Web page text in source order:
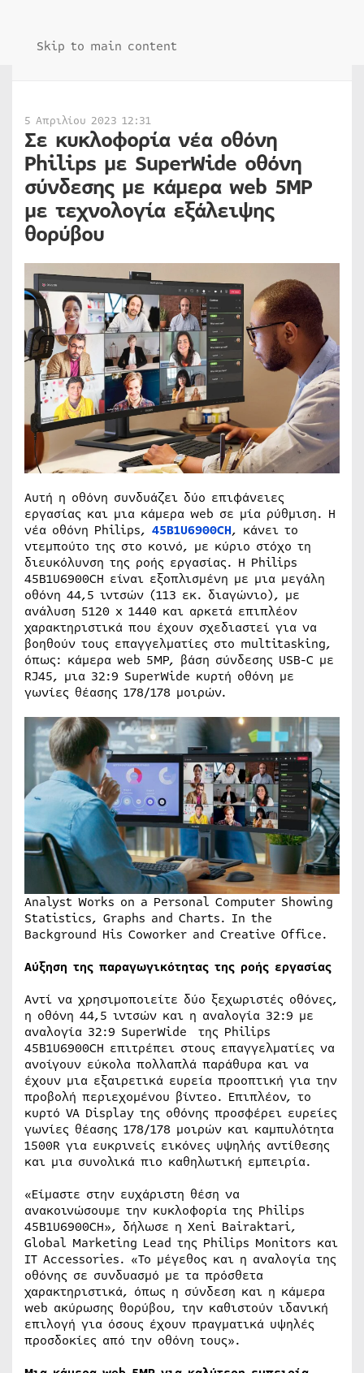
Skip to main content
5 Απριλίου 2023 12:31
Σε κυκλοφορία νέα οθόνη
Philips με SuperWide οθόνη
σύνδεσης με κάμερα web 5MP
με τεχνολογία εξάλειψης
θορύβου
Αυτή η οθόνη συνδυάζει δύο επιφάνειες
εργασίας και μια κάμερα web σε μία ρύθμιση. H
νέα οθόνη Philips, 45B1U6900CH, κάνει το
ντεμπούτο της στο κοινό, με κύριο στόχο τη
διευκόλυνση της ροής εργασίας. Η Philips
45B1U6900CH είναι εξοπλισμένη με μια μεγάλη
οθόνη 44,5 ιντσών (113 εκ. διαγώνιο), με
ανάλυση 5120 x 1440 και αρκετά επιπλέον
χαρακτηριστικά που έχουν σχεδιαστεί για να
βοηθούν τους επαγγελματίες στο multitasking,
όπως: κάμερα web 5MP, βάση σύνδεσης USB-C με
RJ45, μια 32:9 SuperWide κυρτή οθόνη με
γωνίες θέασης 178/178 μοιρών.
Analyst Works on a Personal Computer Showing
Statistics, Graphs and Charts. In the
Background His Coworker and Creative Office.
Αύξηση της παραγωγικότητας της ροής εργασίας
Αντί να χρησιμοποιείτε δύο ξεχωριστές οθόνες,
η οθόνη 44,5 ιντσών και η αναλογία 32:9 με
αναλογία 32:9 SuperWide της Philips
45B1U6900CΗ επιτρέπει στους επαγγελματίες να
ανοίγουν εύκολα πολλαπλά παράθυρα και να
έχουν μια εξαιρετικά ευρεία προοπτική για την
προβολή περιεχομένου βίντεο. Επιπλέον, το
κυρτό VA Display της οθόνης προσφέρει ευρείες
γωνίες θέασης 178/178 μοιρών και καμπυλότητα
1500R για ευκρινείς εικόνες υψηλής αντίθεσης
και μια συνολικά πιο καθηλωτική εμπειρία.
«Είμαστε στην ευχάριστη θέση να
ανακοινώσουμε την κυκλοφορία της Philips
45B1U6900CH», δήλωσε η Xeni Bairaktari,
Global Marketing Lead της Philips Monitors και
IT Accessories. «Το μέγεθος και η αναλογία της
οθόνης σε συνδυασμό με τα πρόσθετα
χαρακτηριστικά, όπως η σύνδεση και η κάμερα
web ακύρωσης θορύβου, την καθιστούν ιδανική
επιλογή για όσους έχουν πραγματικά υψηλές
προσδοκίες από την οθόνη τους».